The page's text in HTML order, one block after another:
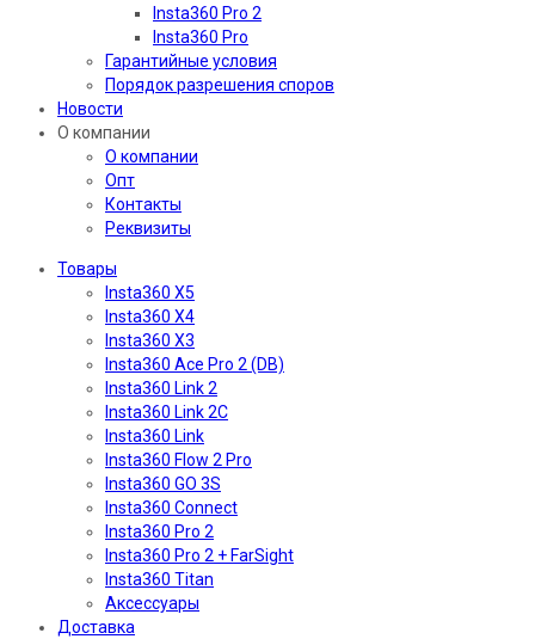
Insta360 Pro 2
Insta360 Pro
Гарантийные условия
Порядок разрешения споров
Новости
О компании
О компании
Опт
Контакты
Реквизиты
Товары
Insta360 X5
Insta360 X4
Insta360 X3
Insta360 Ace Pro 2 (DB)
Insta360 Link 2
Insta360 Link 2C
Insta360 Link
Insta360 Flow 2 Pro
Insta360 GO 3S
Insta360 Connect
Insta360 Pro 2
Insta360 Pro 2 + FarSight
Insta360 Titan
Аксессуары
Доставка